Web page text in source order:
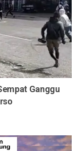
Ganggu